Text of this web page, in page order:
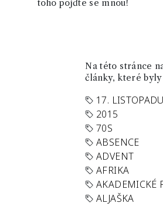
toho pojďte se mnou!
Na této stránce
články, které
17. LISTOPADU
2015
70S
ABSENCE
ADVENT
AFRIKA
AKADEMICKÉ
ALJAŠKA